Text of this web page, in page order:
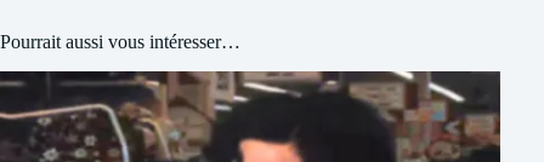
Pourrait aussi vous intéresser…